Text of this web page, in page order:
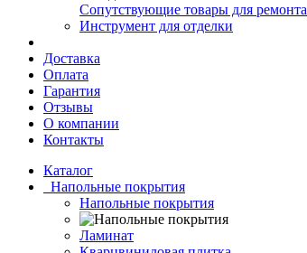
Сопутствующие товары для ремонта
Инструмент для отделки
Доставка
Оплата
Гарантия
Отзывы
О компании
Контакты
Каталог
Напольные покрытия
Напольные покрытия
Ламинат